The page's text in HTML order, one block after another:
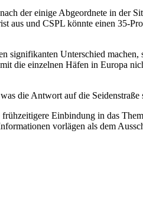
der einige Abgeordnete in der
aus und CSPL könnte einen 35-
Unterschied machen,
die einzelnen Häfen in Europa
die Antwort auf die Seidenstraße
Einbindung in das
vorlägen als dem